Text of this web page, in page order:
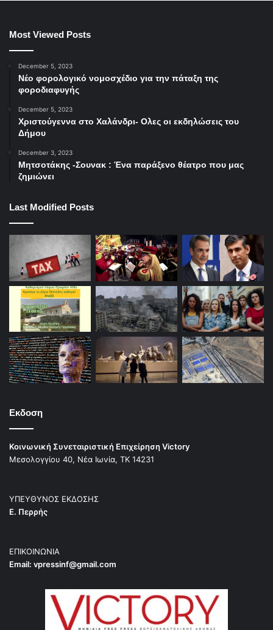
Most Viewed Posts
December 5, 2023
Νέο φορολογικό νομοσχέδιο για την πάταξη της
φοροδιαφυγής
December 5, 2023
Χριστούγεννα στο Χαλάνδρι- Ολες οι εκδηλώσεις του
Δήμου
December 3, 2023
Μητσοτάκης -Σουνακ : Ένα παράξενο θέατρο που μας
ζημιώνει
Last Modified Posts
Εκδοση
Κοινωνική Συνεταιριστική Επιχείρηση Victory
Μεσολογγίου 40, Νέα Ιωνία, ΤΚ 14231
ΥΠΕΥΘΥΝΟΣ ΕΚΔΟΣΗΣ
Ε. Περρής
ΕΠΙΚΟΙΝΩΝΙΑ
Email: vpressinf@gmail.com